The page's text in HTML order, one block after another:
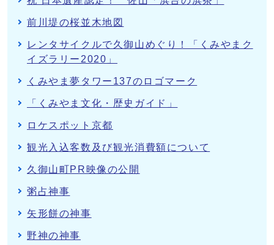
前川堤の桜並木地図
レンタサイクルで久御山めぐり！「くみやまク
イズラリー2020」
くみやま夢タワー137のロゴマーク
「くみやま文化・歴史ガイド」
ロケスポット京都
観光入込客数及び観光消費額について
久御山町PR映像の公開
粥占神事
矢形餅の神事
野神の神事